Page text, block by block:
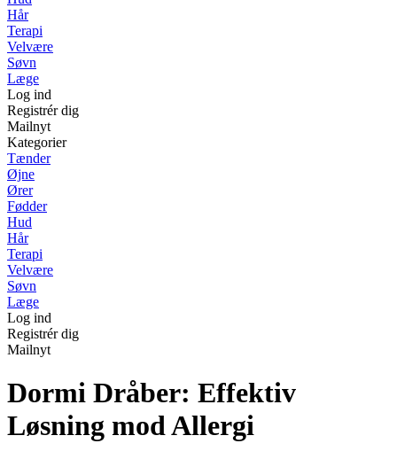
Hår
Terapi
Velvære
Søvn
Læge
Log ind
Registrér dig
Mailnyt
Kategorier
Tænder
Øjne
Ører
Fødder
Hud
Hår
Terapi
Velvære
Søvn
Læge
Log ind
Registrér dig
Mailnyt
Dormi Dråber: Effektiv
Løsning mod Allergi